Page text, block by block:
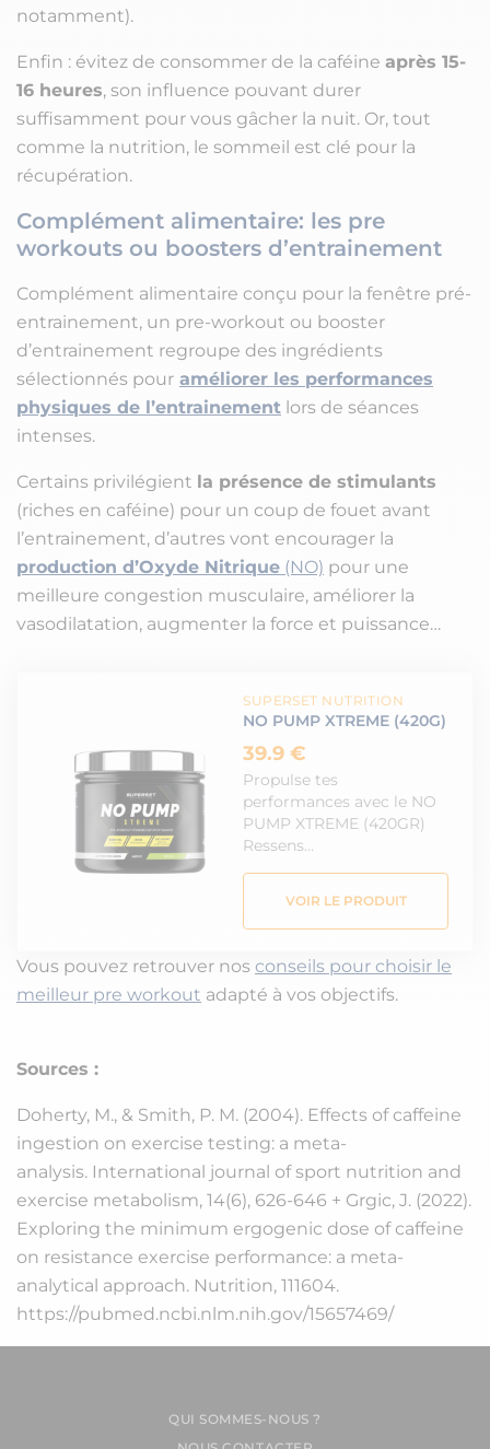
notamment).
Enfin : évitez de consommer de la caféine après 15-
16 heures, son influence pouvant durer
suffisamment pour vous gâcher la nuit. Or, tout
comme la nutrition, le sommeil est clé pour la
récupération.
Complément alimentaire: les pre
workouts ou boosters d’entrainement
Complément alimentaire conçu pour la fenêtre pré-
entrainement, un pre-workout ou booster
d’entrainement regroupe des ingrédients
sélectionnés pour améliorer les performances
physiques de l’entrainement lors de séances
intenses.
Certains privilégient la présence de stimulants
(riches en caféine) pour un coup de fouet avant
l’entrainement, d’autres vont encourager la
production d’Oxyde Nitrique (NO) pour une
meilleure congestion musculaire, améliorer la
vasodilatation, augmenter la force et puissance…
SUPERSET NUTRITION
NO PUMP XTREME (420G)
39.9 €
Propulse tes
performances avec le NO
PUMP XTREME (420GR)
Ressens…
VOIR LE PRODUIT
Vous pouvez retrouver nos conseils pour choisir le
meilleur pre workout adapté à vos objectifs.
Sources :
Doherty, M., & Smith, P. M. (2004). Effects of caffeine
ingestion on exercise testing: a meta-
analysis. International journal of sport nutrition and
exercise metabolism, 14(6), 626-646 + Grgic, J. (2022).
Exploring the minimum ergogenic dose of caffeine
on resistance exercise performance: a meta-
analytical approach. Nutrition, 111604.
https://pubmed.ncbi.nlm.nih.gov/15657469/
QUI SOMMES-NOUS ?